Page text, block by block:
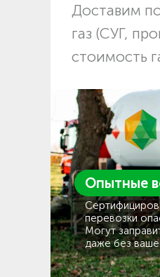
Доставим
газ (СУГ,
стоимость
Опытные
перевозки
Могут
даже без